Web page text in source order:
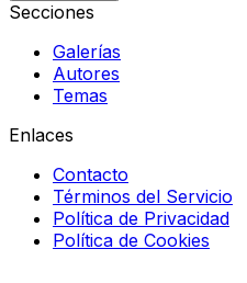
Secciones
Galerías
Autores
Temas
Enlaces
Contacto
Términos del Servicio
Política de Privacidad
Política de Cookies